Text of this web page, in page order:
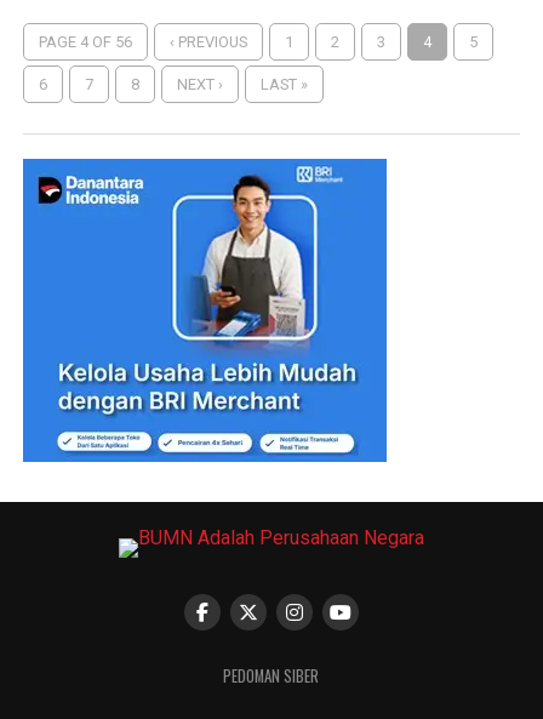
PAGE 4 OF 56 ‹ PREVIOUS 1 2 3 4 5
6 7 8 NEXT › LAST »
PEDOMAN SIBER